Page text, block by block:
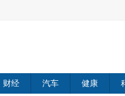
财经 汽车 健康